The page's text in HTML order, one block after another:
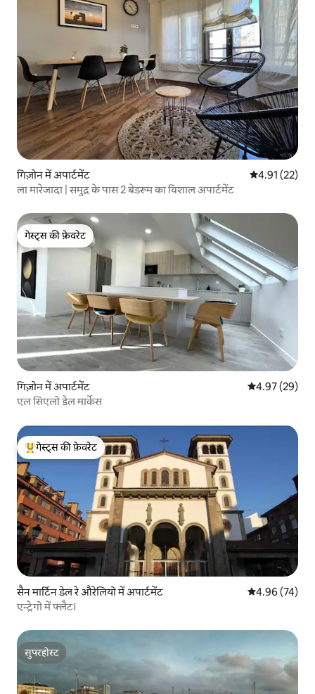
गिज़ोन में अपार्टमेंट औसत रेटिंग 5 में
4.91 (22)
ला मारेजादा | समुद्र के पास 2 बेडरूम का विशाल अपार्टमेंट
गेस्ट्स की फ़ेवरेट
गेस्ट्स की फ़ेवरेट
गिज़ोन में अपार्टमेंट औसत रेटिंग 5 में
4.97 (29)
एल सिएलो डेल मार्केस
गेस्ट्स का टॉप फ़ेवरेट
गेस्ट्स की फ़ेवरेट
सैन मार्टिन डेल रे औरेलियो में अपार्टमेंट औसत रेटिंग 5 में
4.96 (74)
एन्ट्रेगो में फ्लैट।
सुपरहोस्ट
सुपरहोस्ट